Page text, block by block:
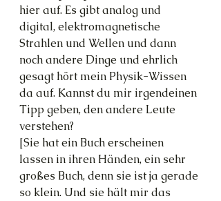
hier auf. Es gibt analog und
digital, elektromagnetische
Strahlen und Wellen und dann
noch andere Dinge und ehrlich
gesagt hört mein Physik-Wissen
da auf. Kannst du mir irgendeinen
Tipp geben, den andere Leute
verstehen?
[Sie hat ein Buch erscheinen
lassen in ihren Händen, ein sehr
großes Buch, denn sie ist ja gerade
so klein. Und sie hält mir das